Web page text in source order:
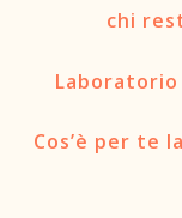
chi
Laboratorio
Cos’è per te